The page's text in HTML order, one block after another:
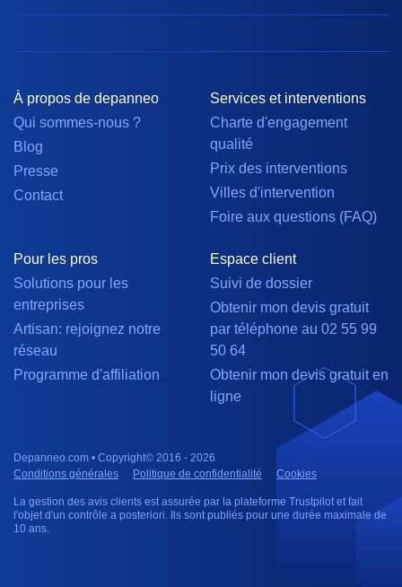
À propos de depanneo
Qui sommes-nous ?
Blog
Presse
Contact
Services et interventions
Charte d'engagement
qualité
Prix des interventions
Villes d'intervention
Foire aux questions (FAQ)
Pour les pros
Solutions pour les
entreprises
Artisan: rejoignez notre
réseau
Programme d'affiliation
Espace client
Suivi de dossier
Obtenir mon devis gratuit
par téléphone au 02 55 99
50 64
Obtenir mon devis gratuit en
ligne
Depanneo.com • Copyright© 2016 - 2026
Conditions générales
Politique de confidentialité Cookies
La gestion des avis clients est assurée par la plateforme Trustpilot et fait
l'objet d'un contrôle a posteriori. Ils sont publiés pour une durée maximale de
10 ans.